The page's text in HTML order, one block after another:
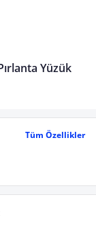
Yüzük
Tüm Özellikler